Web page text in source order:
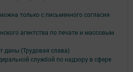
только с письменного согласия
агентства по печати и массовым
(Трудовая слава)
службой по надзору в сфере